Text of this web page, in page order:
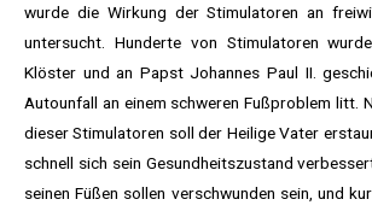
wurde die Wirkung der Stimulatoren an
untersucht. Hunderte von Stimulatoren
Klöster und an Papst Johannes Paul II.
Autounfall an einem schweren Fußproblem litt.
dieser Stimulatoren soll der Heilige Vater
schnell sich sein Gesundheitszustand
seinen Füßen sollen verschwunden sein, und